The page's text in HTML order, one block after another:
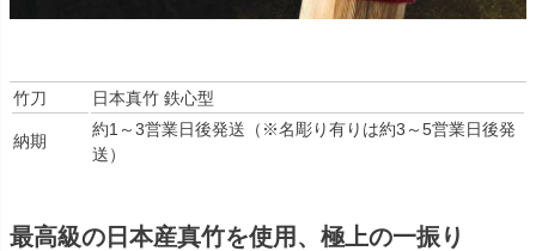
竹刀 日本真竹 鉄心型
納期
約1～3営業日後発送（※名彫り有りは約3～5営業日後発
送）
最高級の日本産真竹を使用、極上の一振り